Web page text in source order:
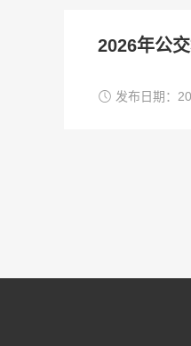
2026年公
 发布日期：